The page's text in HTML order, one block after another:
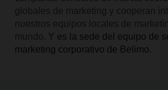
globales de marketing y cooperan
nuestros equipos locales de
mundo. Y es la sede del equipo de
marketing corporativo de Belimo.